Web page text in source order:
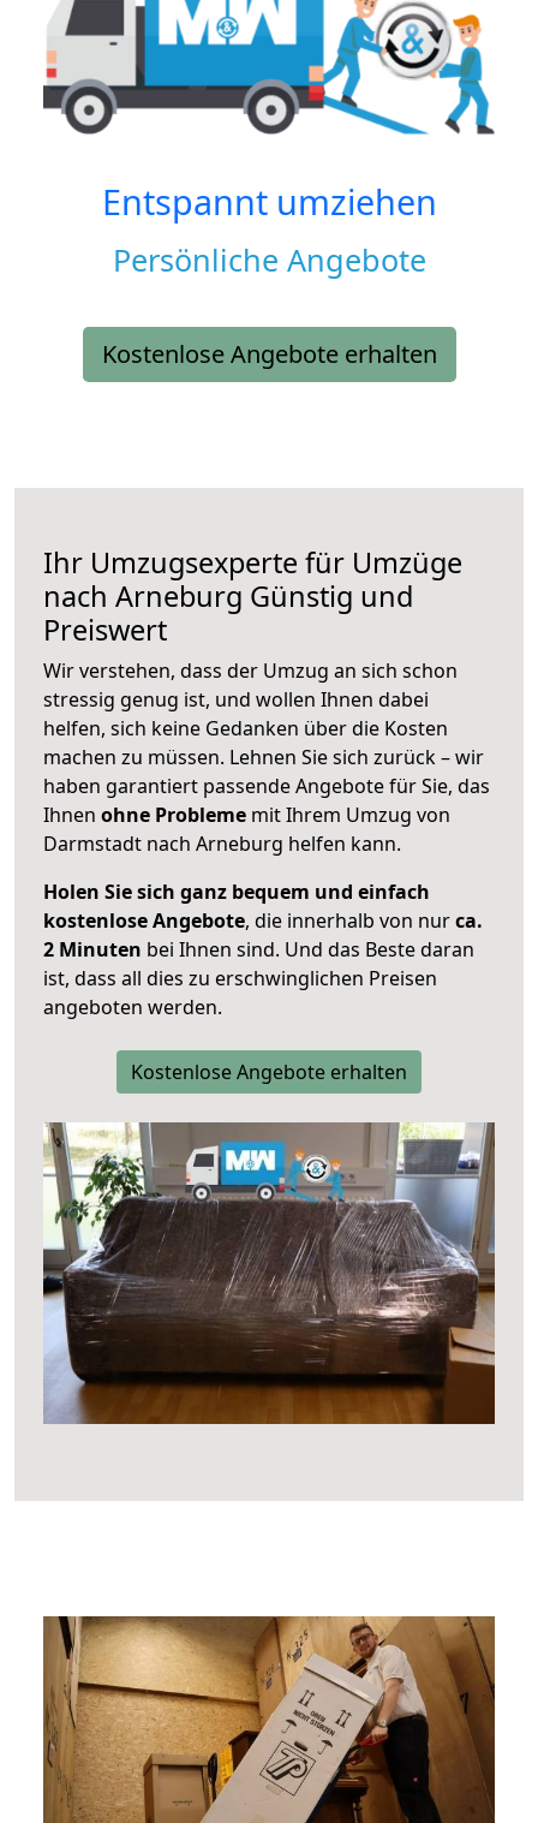
Entspannt umziehen
Persönliche Angebote
Kostenlose Angebote erhalten
Ihr Umzugsexperte für Umzüge
nach Arneburg Günstig und
Preiswert
Wir verstehen, dass der Umzug an sich schon
stressig genug ist, und wollen Ihnen dabei
helfen, sich keine Gedanken über die Kosten
machen zu müssen. Lehnen Sie sich zurück – wir
haben garantiert passende Angebote für Sie, das
Ihnen ohne Probleme mit Ihrem Umzug von
Darmstadt nach Arneburg helfen kann.
Holen Sie sich ganz bequem und einfach
kostenlose Angebote, die innerhalb von nurca.
2 Minuten bei Ihnen sind. Und das Beste daran
ist, dass all dies zu erschwinglichen Preisen
angeboten werden.
Kostenlose Angebote erhalten